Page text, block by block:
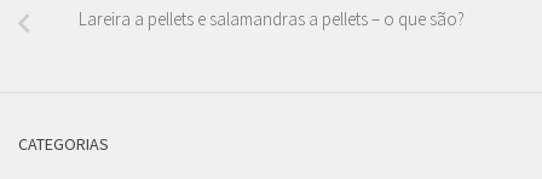
Lareira a pellets e salamandras a pellets – o que são?
CATEGORIAS